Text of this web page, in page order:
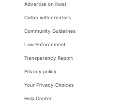
Advertise on Kwai
Collab with creators
Community Guidelines
Law Enforcement
Transparency Report
Privacy policy
Your Privacy Choices
Help Center